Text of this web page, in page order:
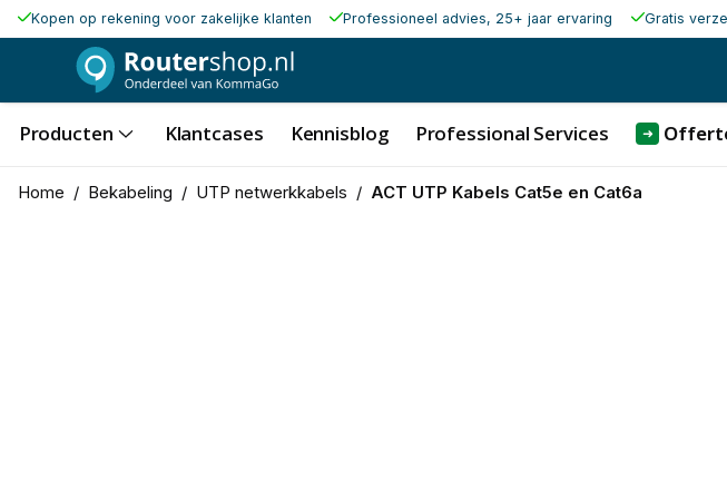
Kopen op rekening voor zakelijke klanten Professioneel advies, 25+ jaar ervaring Gratis
Producten Klantcases Kennisblog Professional Services ➜
Home / Bekabeling / UTP netwerkkabels / ACT UTP Kabels Cat5e en Cat6a